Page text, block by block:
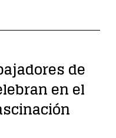
de
en el